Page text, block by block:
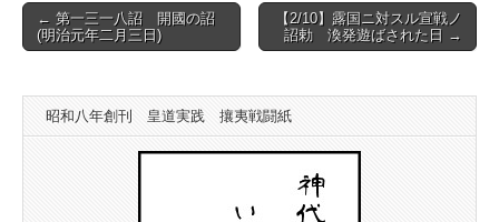
Post
navigation
← 第一三一八詔 開國の詔
(明治元年二月三日)
【2/10】露国ニ対スル宣戦ノ
詔勅 渙発遊ばされた日 →
昭和八年創刊 皇道実践 攘夷戦闘紙